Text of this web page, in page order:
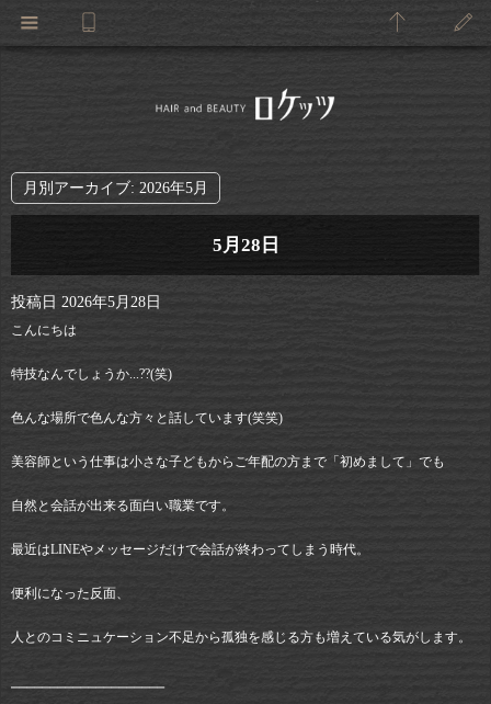
月別アーカイブ: 2026年5月
5月28日
投稿日 2026年5月28日
こんにちは
特技なんでしょうか...??(笑)
色んな場所で色んな方々と話しています(笑笑)
美容師という仕事は小さな子どもからご年配の方まで「初めまして」でも
自然と会話が出来る面白い職業です。
最近はLINEやメッセージだけで会話が終わってしまう時代。
便利になった反面、
人とのコミニュケーション不足から孤独を感じる方も増えている気がします。